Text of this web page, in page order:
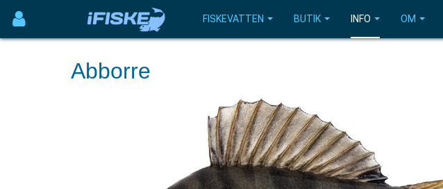
FISKEVATTEN BUTIK INFO OM
Abborre